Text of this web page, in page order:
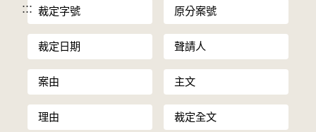
::: 裁定字號 原分案號
裁定日期 聲請人
案由 主文
理由 裁定全文